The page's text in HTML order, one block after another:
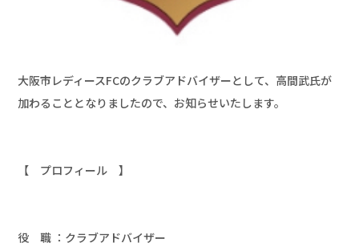
大阪市レディースFCのクラブアドバイザーとして、高間武氏が
加わることとなりましたので、お知らせいたします。
【　プロフィール　】
役　職 ：クラブアドバイザー